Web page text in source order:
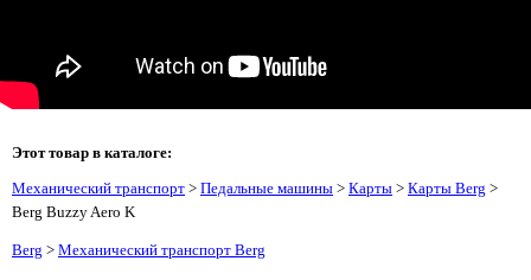
Этот товар в каталоге:
Механический транспорт > Педальные машины > Карты > Карты Berg >
Berg Buzzy Aero K
Berg > Механический транспорт Berg